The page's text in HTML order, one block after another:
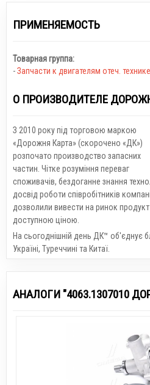
ПРИМЕНЯЕМОСТЬ
Товарная группа:
-Запчасти к двигателям отеч. технике
О ПРОИЗВОДИТЕЛЕ
З 2010 року під торговою маркою
«Дорожня Карта» (скорочено «ДК»)
розпочато производство запасних
частин. Чітке розуміння переваг
споживачів, бездоганне знання
досвід роботи співробітників
дозволили вивести на ринок
доступною ціною.
На сьогоднішній день ДК™ об'єднує
Україні, Туреччині та Китаї.
АНАЛОГИ "4063.1307010